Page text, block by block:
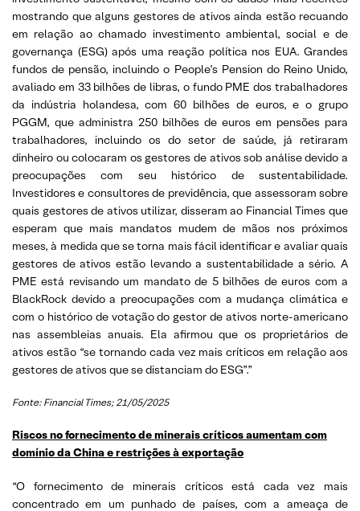
mostrando que alguns gestores de ativos ainda estão recuando
em relação ao chamado investimento ambiental, social e de
governança (ESG) após uma reação política nos EUA. Grandes
fundos de pensão, incluindo o People’s Pension do Reino Unido,
avaliado em 33 bilhões de libras, o fundo PME dos trabalhadores
da indústria holandesa, com 60 bilhões de euros, e o grupo
PGGM, que administra 250 bilhões de euros em pensões para
trabalhadores, incluindo os do setor de saúde, já retiraram
dinheiro ou colocaram os gestores de ativos sob análise devido a
preocupações com seu histórico de sustentabilidade.
Investidores e consultores de previdência, que assessoram sobre
quais gestores de ativos utilizar, disseram ao Financial Times que
esperam que mais mandatos mudem de mãos nos próximos
meses, à medida que se torna mais fácil identificar e avaliar quais
gestores de ativos estão levando a sustentabilidade a sério. A
PME está revisando um mandato de 5 bilhões de euros com a
BlackRock devido a preocupações com a mudança climática e
com o histórico de votação do gestor de ativos norte-americano
nas assembleias anuais. Ela afirmou que os proprietários de
ativos estão “se tornando cada vez mais críticos em relação aos
gestores de ativos que se distanciam do ESG”.”
Fonte: Financial Times; 21/05/2025
Riscos no fornecimento de minerais críticos aumentam com
domínio da China e restrições à exportação
“O fornecimento de minerais críticos está cada vez mais
concentrado em um punhado de países, com a ameaça de